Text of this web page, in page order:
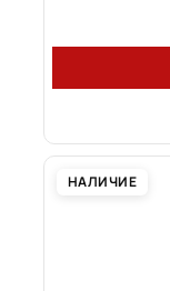
НАЛИЧИЕ